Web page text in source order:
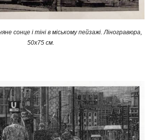
сонце і тіні в міському пейзажі. Ліногравюра,
50х75 см.​